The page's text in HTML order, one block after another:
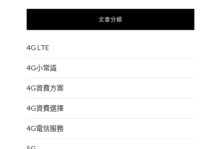
文章分類
4G LTE
4G小常識
4G資費方案
4G資費選擇
4G電信服務